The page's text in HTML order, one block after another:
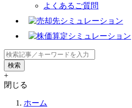
よくあるご質問
+
閉じる
ホーム